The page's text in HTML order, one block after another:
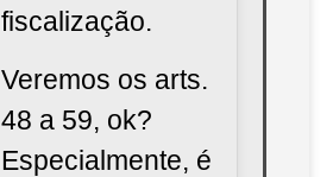
fiscalização.
Veremos os arts.
48 a 59, ok?
Especialmente, é